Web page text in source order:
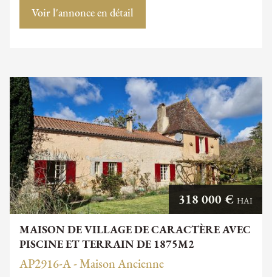
Voir l'annonce en détail
MAISON DE VILLAGE DE CARACTÈRE AVEC
PISCINE ET TERRAIN DE 1875M2
318 000 € HAI
AP2916-A - Maison Ancienne